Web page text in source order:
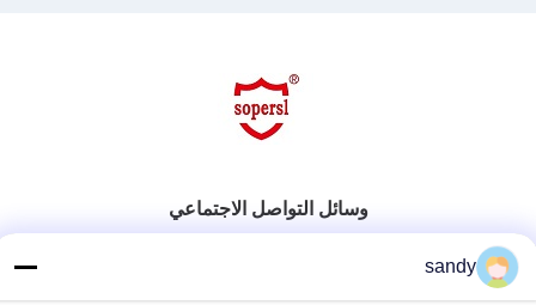
وسائل التواصل الاجتماعي
sandy